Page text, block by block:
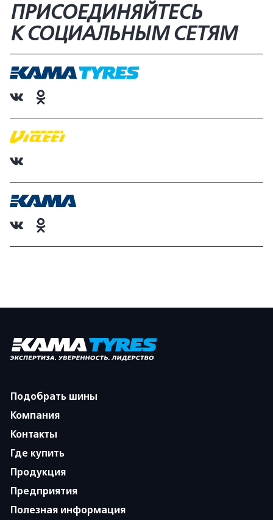
ПРИСОЕДИНЯЙТЕСЬ
К СОЦИАЛЬНЫМ СЕТЯМ
Подобрать шины
Компания
Контакты
Где купить
Продукция
Предприятия
Полезная информация